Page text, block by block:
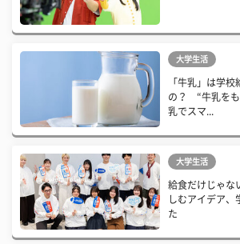
大学生活
「牛乳」は学
の？ “牛乳を
乳でスマ...
大学生活
給食だけじゃ
しむアイデア、
た